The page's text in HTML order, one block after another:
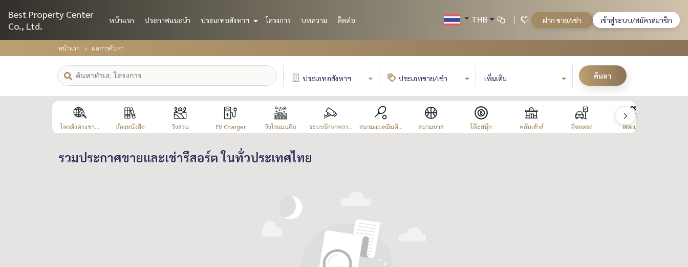
Best Property Center
Co., Ltd.
หน้าแรก ประกาศแนะนำ ประเภทอสังหาฯ โครงการ บทความ ติดต่อ THB ฝาก ขาย/เช่า เข้าสู่ระบบ/สมัครสมาชิก
หน้าแรก ผลการค้นหา
ประเภทอสังหาฯ ประเภทขาย/เช่า เพิ่มเติม ค้นหา
โควต้าต่างชา... ห้องหนังสือ วิวสวน EV Charger วิวโรแมนติก ระบบรักษาควา... สนามแบดมินตั... สนามบาส โต๊ะสนุ๊ก คลับเฮ้าส์ ที่จอดรถ ฟิตเนส
รวมประกาศขายและเช่ารีสอร์ต ในทั่วประเทศไทย